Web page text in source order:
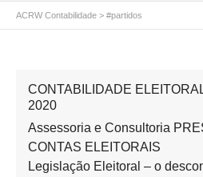
ACRW Contabilidade > #partidos
CONTABILIDADE
2020
Assessoria e Consultoria
CONTAS ELEITORAIS
Legislação Eleitoral – o